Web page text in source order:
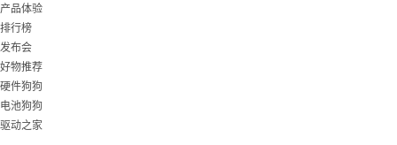
产品体验
排行榜
发布会
好物推荐
硬件狗狗
电池狗狗
驱动之家